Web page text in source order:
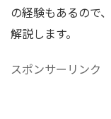
の経験もあるので、
解説します。
スポンサーリンク